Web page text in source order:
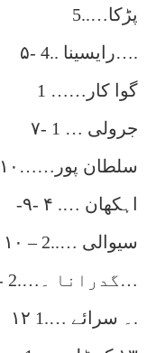
پڑکا…..5
۵- رايسينا ..4….
گوا کار…… 1
۷- جرولی … 1
۸ سلطان پور……۱۰
-۹- اہکھان …. ۴
۱۰ – سيوالی …..2
۱۱- گدرانا ۔….2…
۱۲ ۔ سرائے ….1.